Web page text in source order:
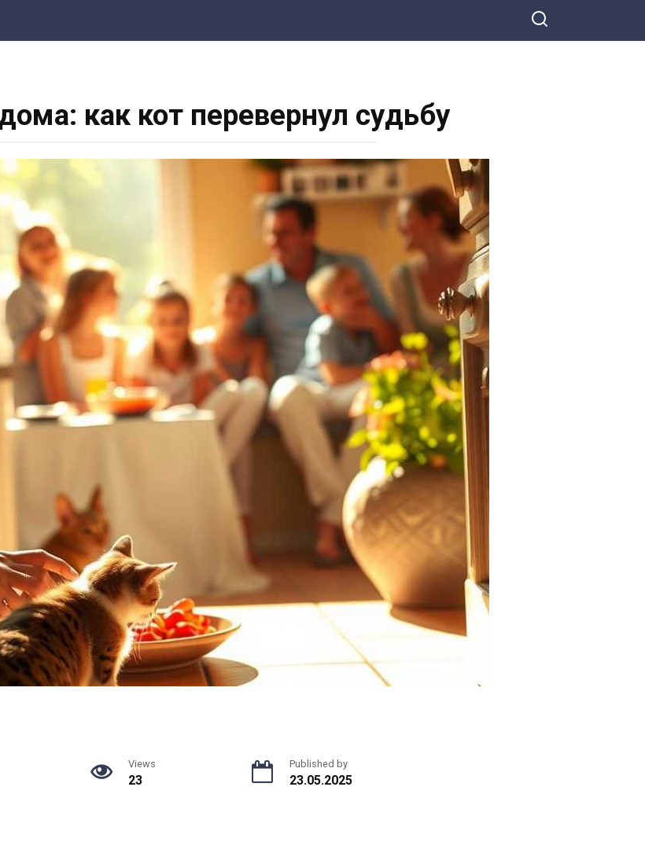
как кот перевернул судьбу
Views
23
Published by
23.05.2025